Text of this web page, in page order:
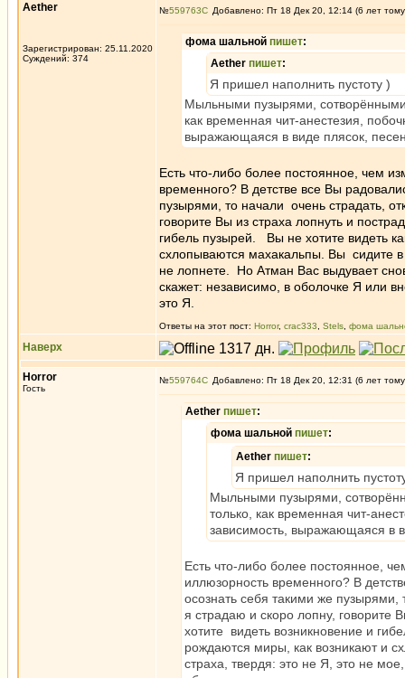
Aether
Зарегистрирован: 25.11.2020
Суждений: 374
№559763 Добавлено: Пт 18 Дек 20, 12:14 (6 лет
фома шальной пишет:
Aether пишет:
Я пришел наполнить пустоту )
Мыльными пузырями, сотворёнными
как временная чит-анестезия,
выражающаяся в виде плясок,
Есть что-либо более постоянное, чем
временного? В детстве все Вы
пузырями, то начали очень страдать,
говорите Вы из страха лопнуть и
гибель пузырей. Вы не хотите видеть
схлопываются махакальпы. Вы сидите в
не лопнете. Но Атман Вас выдувает
скажет: независимо, в оболочке Я или
это Я.
Ответы на этот пост: Horror, crac333 Stels фома
Наверх
Horror
Гость
№559764 Добавлено: Пт 18 Дек 20, 12:31 (6 лет
Aether пишет:
фома шальной пишет:
Aether пишет:
Я пришел наполнить
Мыльными пузырями,
только, как временная чит-
зависимость, выражающаяся в
Есть что-либо более постоянное,
иллюзорность временного? В
осознать себя такими же пузырями,
я страдаю и скоро лопну, говорите
хотите видеть возникновение и
рождаются миры, как возникают и
страха, твердя: это не Я, это не